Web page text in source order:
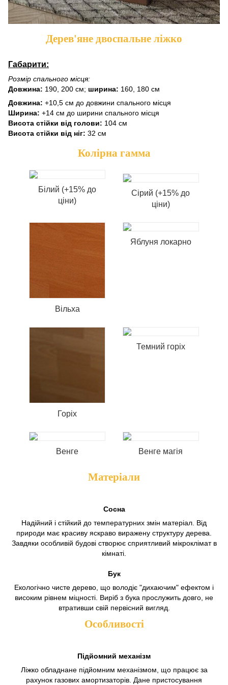
Дерев'яне двоспальне ліжко
Габарити:
Розмір спального місця:
Довжина: 190, 200 см; ширина: 160, 180 см
Довжина: +10,5 см до довжини спального місця
Ширина: +14 см до ширини спального місця
Висота стійки від голови: 104 см
Висота стійки від ніг: 32 см
Колірна гамма
Білий (+15% до
ціни)
Сірий (+15% до
ціни)
Вільха
Яблуня локарно
Горіх
Темний горіх
Венге Венге магія
Матеріали
Сосна
Надійний і стійкий до температурних змін матеріал. Від
природи має красиву яскраво виражену структуру дерева.
Завдяки особливій будові створює сприятливий мікроклімат в
кімнаті.
Бук
Екологічно чисте дерево, що володіє "дихаючим" ефектом і
високим рівнем міцності. Виріб з бука прослужить довго, не
втративши свій первісний вигляд.
Особливості
Підйомний механізм
Ліжко обладнане підйомним механізмом, що працює за
рахунок газових амортизаторів. Дане пристосування